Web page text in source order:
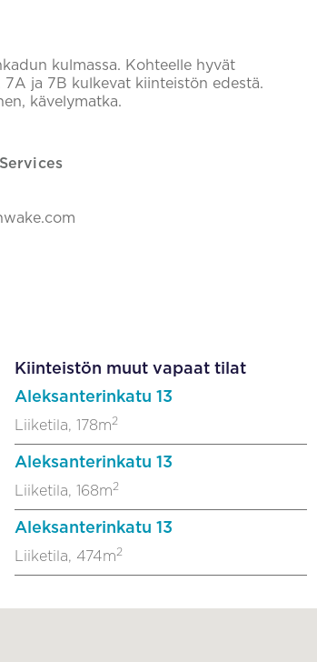
kulmassa. Kohteelle hyvät
7A ja 7B kulkevat kiinteistön edestä.
kävelymatka.
Kiinteistön muut vapaat tilat
Aleksanterinkatu 13
Liiketila, 178m2
Aleksanterinkatu 13
Liiketila, 168m2
Aleksanterinkatu 13
Liiketila, 474m2